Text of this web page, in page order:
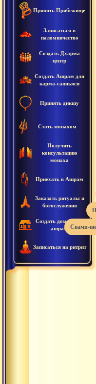
Принять Прибежище
Записаться в
паломничество
Создать Дхарма
центр
Создать Ашрам для
карма-санньяси
Принять дикшу
Стать монахом
Получить
консультацию
монаха
Приехать в Ашрам
Заказать ритуалы и
богослужения
Создать домашний
ашрам
Записаться на ритрит
свами-